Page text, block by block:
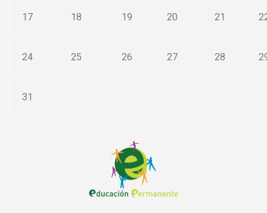
17 18 19 20 21
24 25 26 27 28
31